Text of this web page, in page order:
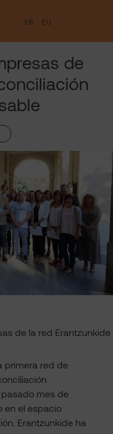
ES EU
de
primera red de
mes de
en el espacio
Erantzunkide ha